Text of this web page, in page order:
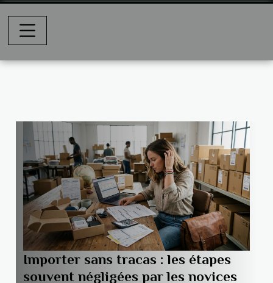
Importer sans tracas : les étapes
souvent négligées par les novices